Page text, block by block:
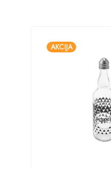
AKCIJA